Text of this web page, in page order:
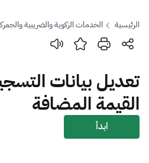
بحث
بحث بحث AI
اقتراحات
الرئيسية الخدمات الزكوية والضريبية
تعديل بيانات
القيمة المضافة
ابدأ